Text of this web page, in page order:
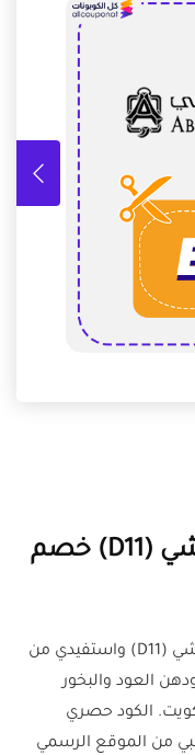
كود خصم عبدالصمد القرشي (D11) خصم
وفّري الآن مع كود خصم عبدالصمد القرشي (D11) واستفيدي من
العود والبخور
الكود حصري
من الموقع الرسمي